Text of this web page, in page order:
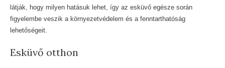
látják, hogy milyen hatásuk lehet, így az esküvő egésze során
figyelembe veszik a környezetvédelem és a fenntarthatóság
lehetőségeit.
Esküvő otthon